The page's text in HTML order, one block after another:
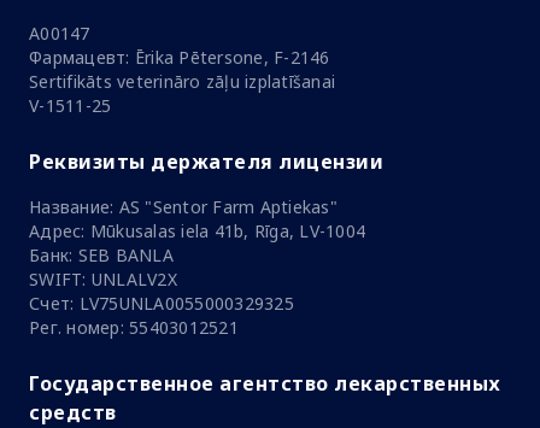
A00147
Фармацевт: Ērika Pētersone, F-2146
Sertifikāts veterināro zāļu izplatīšanai
V-1511-25
Реквизиты держателя лицензии
Название: AS "Sentor Farm Aptiekas"
Адрес: Mūkusalas iela 41b, Rīga, LV-1004
Банк: SEB BANLA
SWIFT: UNLALV2X
Счет: LV75UNLA0055000329325
Рег. номер: 55403012521
Государственное агентство лекарственных
средств